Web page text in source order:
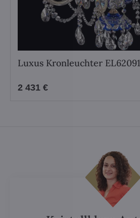
Luxus Kronleuchter
2 431 €